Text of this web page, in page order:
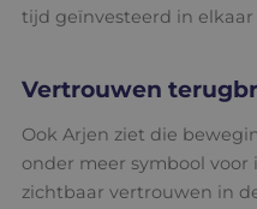
tijd geïnvesteerd in
Vertrouwen
Ook Arjen ziet die
onder meer symbool
zichtbaar vertrouwen in